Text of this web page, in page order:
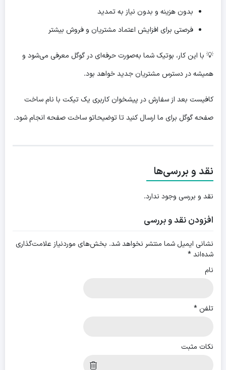
بدون هزینه و بدون نیاز به تمدید
فرصتی برای افزایش اعتماد مشتریان و فروش بیشتر
💡 با این کار، بوتیک شما به‌صورت حرفه‌ای در گوگل معرفی می‌شود و
همیشه در دسترس مشتریان جدید خواهد بود.
کافیست بعد از سفارش در پیشخوان کاربری یک تیکت با نام ساخت
صفحه گوگل برای ما ارسال کنید تا توضیحاتو ساخت صفحه انجام شود.
نقد و بررسی‌ها
نقد و بررسی وجود ندارد.
افزودن نقد و بررسی
نشانی ایمیل شما منتشر نخواهد شد. بخش‌های موردنیاز علامت‌گذاری
شده‌اند*
نام
تلفن *
نکات مثبت